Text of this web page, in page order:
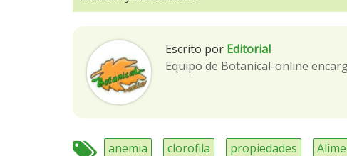
Escrito por Editorial
Equipo de Botanical-online
anemia clorofila propiedades